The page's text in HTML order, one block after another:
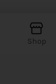
Shop